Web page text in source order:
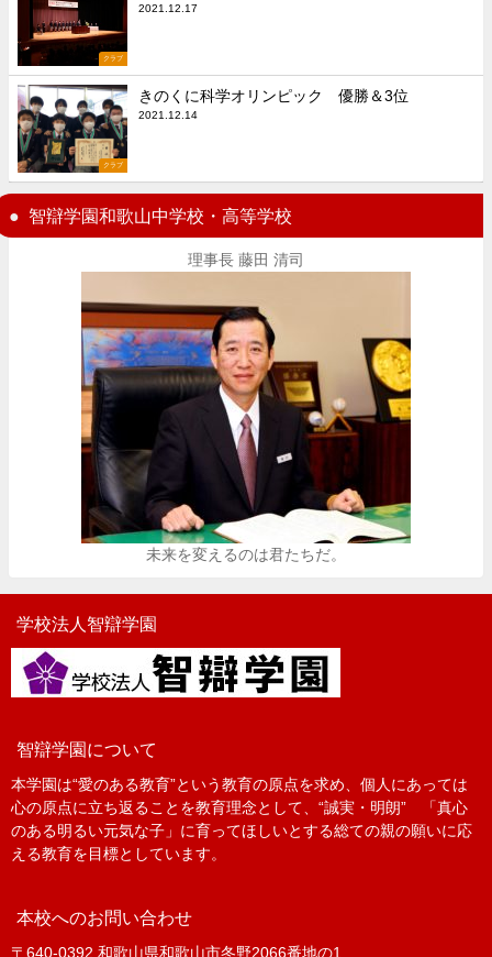
クラブ
2021.12.17
クラブ
きのくに科学オリンピック 優勝＆3位
2021.12.14
智辯学園和歌山中学校・高等学校
理事長 藤田 清司
未来を変えるのは君たちだ。
学校法人智辯学園
智辯学園について
本学園は“愛のある教育”という教育の原点を求め、個人にあっては
心の原点に立ち返ることを教育理念として、“誠実・明朗” 「真心
のある明るい元気な子」に育ってほしいとする総ての親の願いに応
える教育を目標としています。
本校へのお問い合わせ
〒640-0392 和歌山県和歌山市冬野2066番地の1